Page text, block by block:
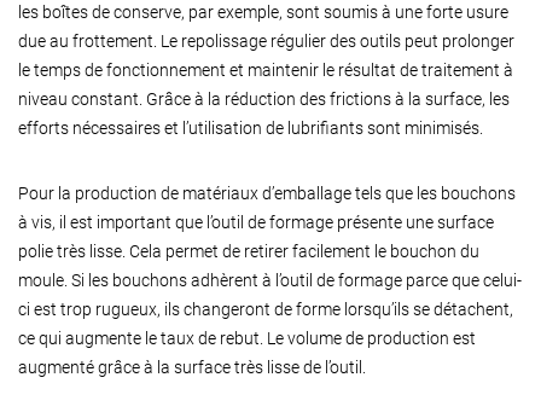
les boîtes de conserve, par exemple, sont soumis à une forte usure
due au frottement. Le repolissage régulier des outils peut prolonger
le temps de fonctionnement et maintenir le résultat de traitement à
niveau constant. Grâce à la réduction des frictions à la surface, les
efforts nécessaires et l’utilisation de lubrifiants sont minimisés.
Pour la production de matériaux d’emballage tels que les bouchons
à vis, il est important que l’outil de formage présente une surface
polie très lisse. Cela permet de retirer facilement le bouchon du
moule. Si les bouchons adhèrent à l’outil de formage parce que celui-
ci est trop rugueux, ils changeront de forme lorsqu’ils se détachent,
ce qui augmente le taux de rebut. Le volume de production est
augmenté grâce à la surface très lisse de l’outil.